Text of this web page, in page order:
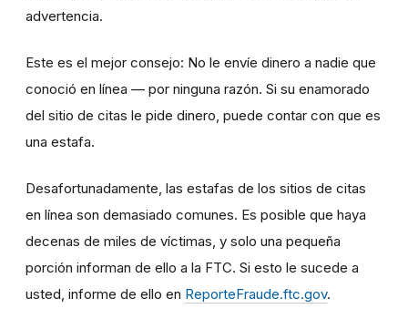
advertencia.
Este es el mejor consejo: No le envíe dinero a nadie que
conoció en línea — por ninguna razón. Si su enamorado
del sitio de citas le pide dinero, puede contar con que es
una estafa.
Desafortunadamente, las estafas de los sitios de citas
en línea son demasiado comunes. Es posible que haya
decenas de miles de víctimas, y solo una pequeña
porción informan de ello a la FTC. Si esto le sucede a
usted, informe de ello en ReporteFraude.ftc.gov.